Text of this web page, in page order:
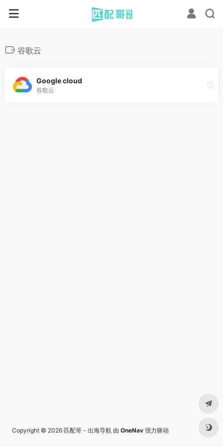
谷歌云
Google cloud
谷歌云
Copyright © 2026 匹配哥 - 出海导航 由 OneNav 强力驱动